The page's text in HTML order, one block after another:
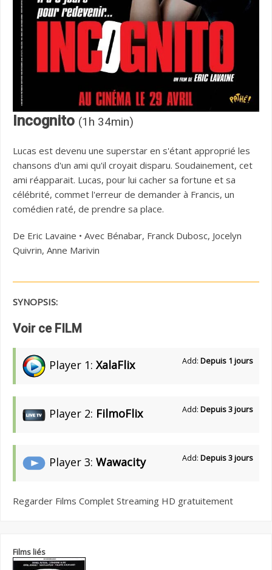
Incognito (1h 34min)
Lucas est devenu une superstar en s'étant approprié les
chansons d'un ami qu'il croyait disparu. Soudainement, cet
ami réapparait. Lucas, pour lui cacher sa fortune et sa
célébrité, commet l'erreur de demander à Francis, un
comédien raté, de prendre sa place.
De Eric Lavaine • Avec Bénabar, Franck Dubosc, Jocelyn
Quivrin, Anne Marivin
SYNOPSIS:
Voir ce FILM
Player 1: XalaFlix Add: Depuis 1 jours
Player 2: FilmoFlix Add: Depuis 3 jours
Player 3: Wawacity Add: Depuis 3 jours
Regarder Films Complet Streaming HD gratuitement
Films liés